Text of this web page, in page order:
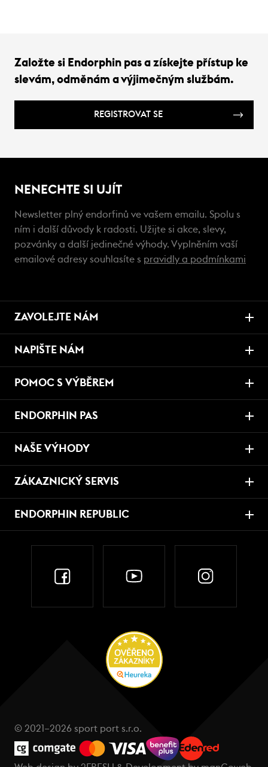
Založte si Endorphin pas a získejte přístup ke
slevám, odměnám a výjimečným službám.
REGISTROVAT SE
NENECHTE SI UJÍT
Newsletter plný endorfinů ve vašem emailu. Spolu s
ním i další důvody k radosti. Užijte si akce, slevy,
pozvánky a další jedinečné výhody. Vyplněním vaší
emailové adresy souhlasíte s pravidly a podmínkami
ZAVOLEJTE NÁM
NAPIŠTE NÁM
POMOC S VÝBĚREM
ENDORPHIN PAS
NAŠE VÝHODY
ZÁKAZNICKÝ SERVIS
ENDORPHIN REPUBLIC
© 2021–2026 sport port s.r.o.